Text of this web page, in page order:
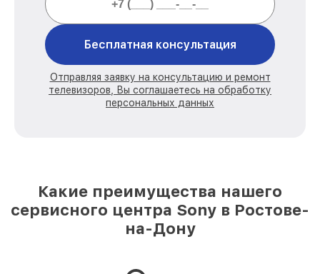
Бесплатная консультация
Отправляя заявку на консультацию и ремонт
телевизоров, Вы соглашаетесь на обработку
персональных данных
Какие преимущества нашего
сервисного центра Sony в Ростове-
на-Дону